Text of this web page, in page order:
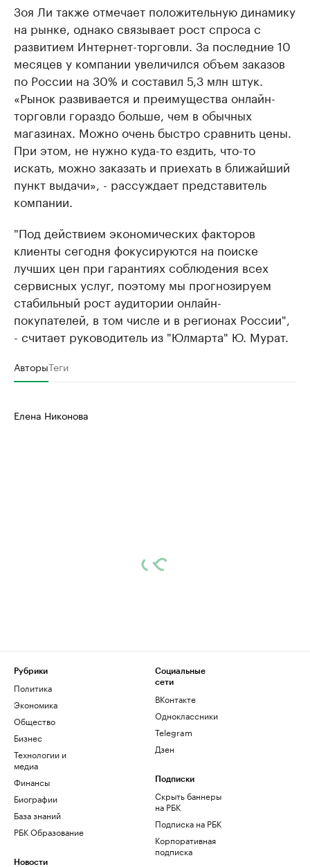
Зоя Ли также отмечает положительную динамику
на рынке, однако связывает рост спроса с
развитием Интернет-торговли. За последние 10
месяцев у компании увеличился объем заказов
по России на 30% и составил 5,3 млн штук.
«Рынок развивается и преимущества онлайн-
торговли гораздо больше, чем в обычных
магазинах. Можно очень быстро сравнить цены.
При этом, не нужно куда-то ездить, что-то
искать, можно заказать и приехать в ближайший
пункт выдачи», - рассуждает представитель
компании.
"Под действием экономических факторов
клиенты сегодня фокусируются на поиске
лучших цен при гарантиях соблюдения всех
сервисных услуг, поэтому мы прогнозируем
стабильный рост аудитории онлайн-
покупателей, в том числе и в регионах России",
- считает руководитель из "Юлмарта" Ю. Мурат.
АвторыТеги
Елена Никонова
Рубрики
Политика
Экономика
Общество
Бизнес
Технологии и
медиа
Финансы
Биографии
База знаний
РБК Образование
Новости
Социальные
сети
ВКонтакте
Одноклассники
Telegram
Дзен
Подписки
Скрыть баннеры
на РБК
Подписка на РБК
Корпоративная
подписка